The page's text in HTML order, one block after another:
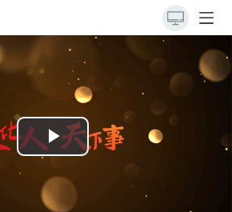
Play
Video